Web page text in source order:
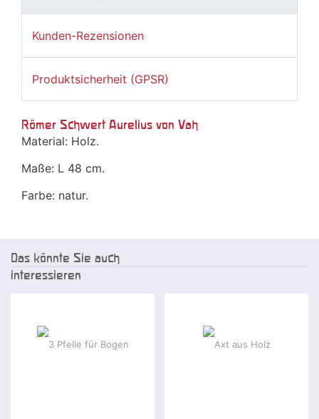
Kunden-Rezensionen
Produktsicherheit (GPSR)
Römer Schwert Aurelius von Vah
Material: Holz.
Maße: L 48 cm.
Farbe: natur.
Das könnte Sie auch
interessieren